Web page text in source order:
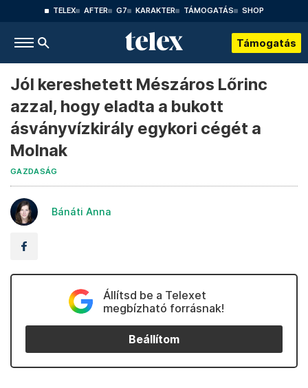
TELEX AFTER G7 KARAKTER TÁMOGATÁS SHOP
Támogatás
Jól kereshetett Mészáros Lőrinc
azzal, hogy eladta a bukott
ásványvízkirály egykori cégét a
Molnak
GAZDASÁG
Bánáti Anna
Állítsd be a Telexet
megbízható forrásnak!
Beállítom